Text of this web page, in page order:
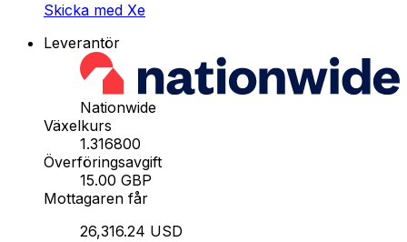
Skicka med Xe
Leverantör
Nationwide
Växelkurs
1.316800
Överföringsavgift
15.00 GBP
Mottagaren får
26,316.24 USD